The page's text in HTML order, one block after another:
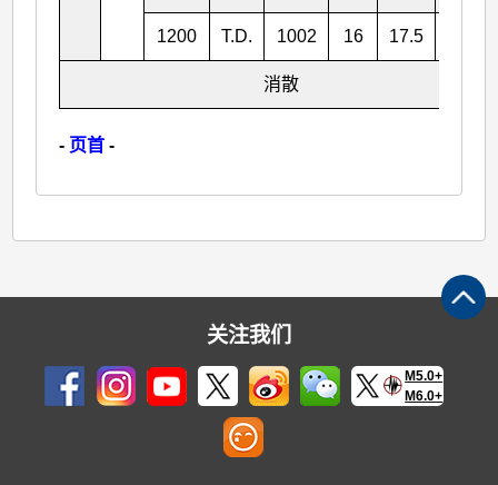
1200 T.D. 1002 16 17.5
消散
- 页首 -
关注我们
M5.0+
M6.0+